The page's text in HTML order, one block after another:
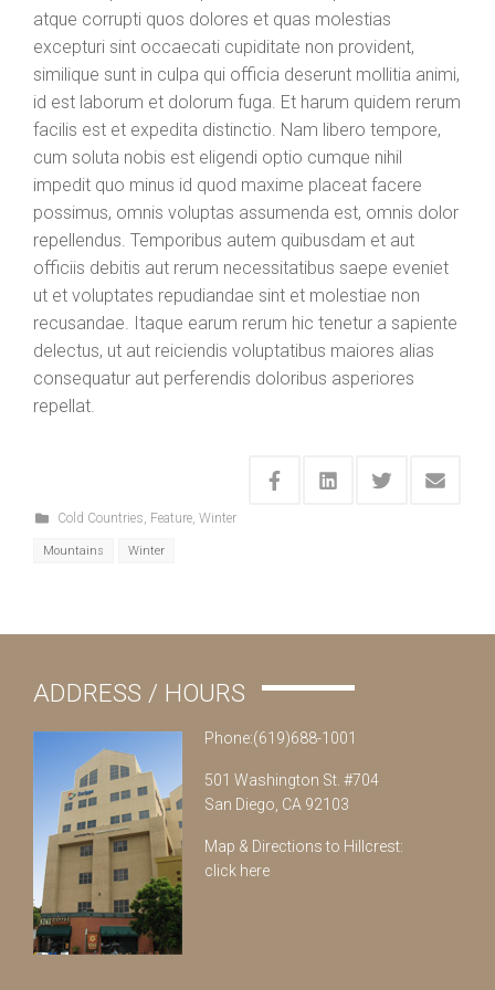
atque corrupti quos dolores et quas molestias
excepturi sint occaecati cupiditate non provident,
similique sunt in culpa qui officia deserunt mollitia animi,
id est laborum et dolorum fuga. Et harum quidem rerum
facilis est et expedita distinctio. Nam libero tempore,
cum soluta nobis est eligendi optio cumque nihil
impedit quo minus id quod maxime placeat facere
possimus, omnis voluptas assumenda est, omnis dolor
repellendus. Temporibus autem quibusdam et aut
officiis debitis aut rerum necessitatibus saepe eveniet
ut et voluptates repudiandae sint et molestiae non
recusandae. Itaque earum rerum hic tenetur a sapiente
delectus, ut aut reiciendis voluptatibus maiores alias
consequatur aut perferendis doloribus asperiores
repellat.
Cold Countries, Feature, Winter
Mountains Winter
ADDRESS / HOURS
Phone:(619)688-1001
501 Washington St. #704
San Diego, CA 92103
Map & Directions to Hillcrest:
click here